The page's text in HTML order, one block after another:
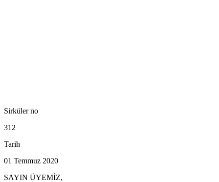
Sirküler no
312
Tarih
01 Temmuz 2020
SAYIN ÜYEMİZ,